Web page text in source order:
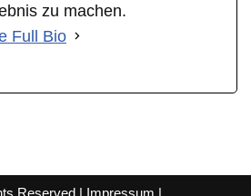
zu machen.
Full Bio
Reserved | Impressum |